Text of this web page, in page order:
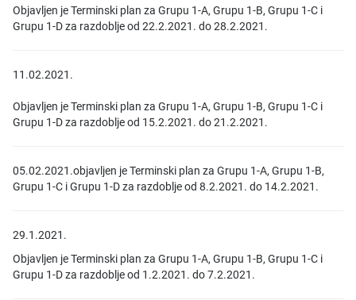
Objavljen je Terminski plan za Grupu 1-A, Grupu 1-B, Grupu 1-C i
Grupu 1-D za razdoblje od 22.2.2021. do 28.2.2021.
11.02.2021.
Objavljen je Terminski plan za Grupu 1-A, Grupu 1-B, Grupu 1-C i
Grupu 1-D za razdoblje od 15.2.2021. do 21.2.2021.
05.02.2021.objavljen je Terminski plan za Grupu 1-A, Grupu 1-B,
Grupu 1-C i Grupu 1-D za razdoblje od 8.2.2021. do 14.2.2021.
29.1.2021.
Objavljen je Terminski plan za Grupu 1-A, Grupu 1-B, Grupu 1-C i
Grupu 1-D za razdoblje od 1.2.2021. do 7.2.2021.